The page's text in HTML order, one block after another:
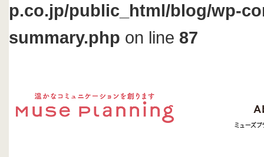
p.co.jp/public_html/blog/wp-
summary.php on line 87